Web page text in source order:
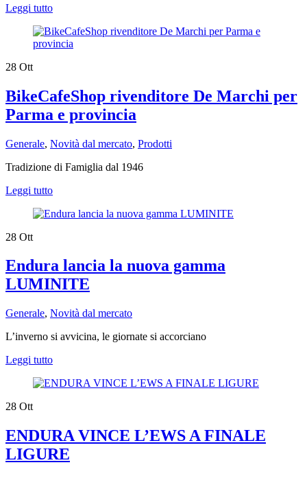
Leggi tutto
28 Ott
BikeCafeShop rivenditore De Marchi per
Parma e provincia
Generale, Novità dal mercato, Prodotti
Tradizione di Famiglia dal 1946
Leggi tutto
28 Ott
Endura lancia la nuova gamma
LUMINITE
Generale, Novità dal mercato
L’inverno si avvicina, le giornate si accorciano
Leggi tutto
28 Ott
ENDURA VINCE L’EWS A FINALE
LIGURE